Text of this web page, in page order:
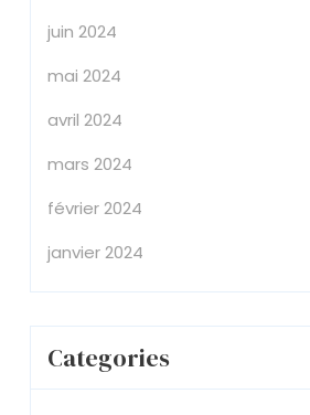
juin 2024
mai 2024
avril 2024
mars 2024
février 2024
janvier 2024
Categories